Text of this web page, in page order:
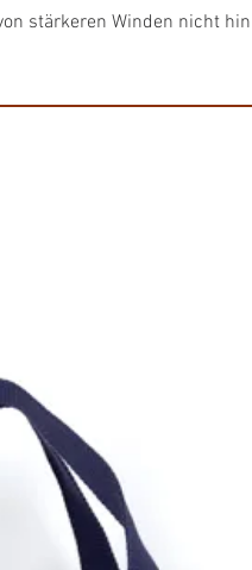
stärkeren Winden nicht